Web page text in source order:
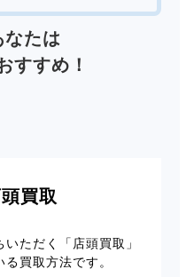
なたは
すすめ！
買取
ただく「店頭買取」
買取方法です。